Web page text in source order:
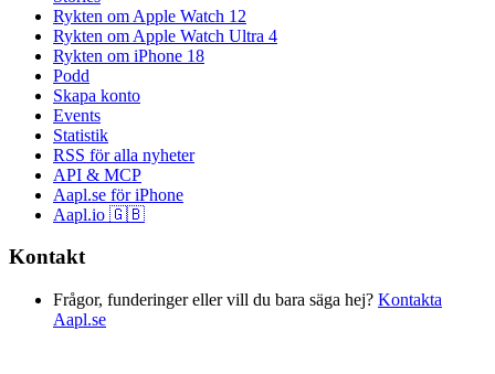
Rykten om Apple Watch 12
Rykten om Apple Watch Ultra 4
Rykten om iPhone 18
Podd
Skapa konto
Events
Statistik
RSS för alla nyheter
API & MCP
Aapl.se för iPhone
Aapl.io 🇬🇧
Kontakt
Frågor, funderinger eller vill du bara säga hej? Kontakta
Aapl.se